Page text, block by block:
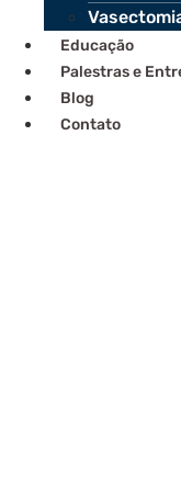
Educação
Palestras e
Blog
Contato